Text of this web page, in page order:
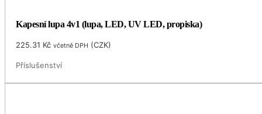
Kapesní lupa 4v1 (lupa, LED, UV LED, propiska)
225.31 Kč včetně DPH (CZK)
Příslušenství